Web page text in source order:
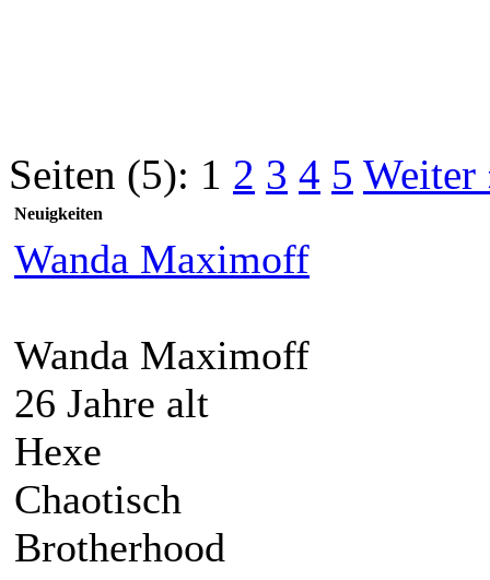
Seiten (5): 1 2 3 4 5 Weiter
Neuigkeiten
Wanda Maximoff
Wanda Maximoff
26 Jahre alt
Hexe
Chaotisch
Brotherhood